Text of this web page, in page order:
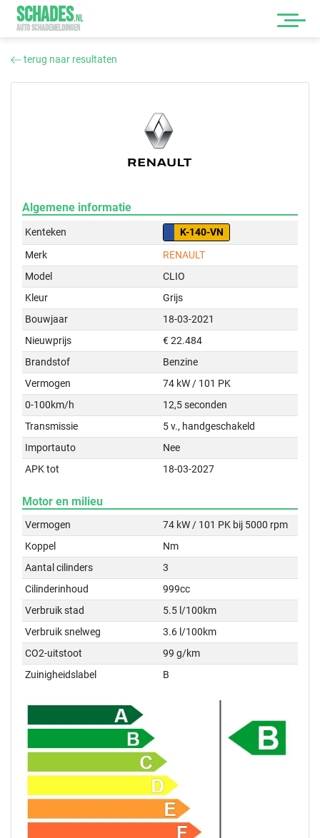
SCHADES.NL
AUTO SCHADEMELDINGEN
terug naar resultaten
Algemene informatie
Kenteken
K-140-VN
Merk
RENAULT
Model
CLIO
Kleur
Grijs
Bouwjaar
18-03-2021
Nieuwprijs
€ 22.484
Brandstof
Benzine
Vermogen
74 kW / 101 PK
0-100km/h
12,5 seconden
Transmissie
5 v., handgeschakeld
Importauto
Nee
APK tot
18-03-2027
Motor en milieu
Vermogen
74 kW / 101 PK bij 5000 rpm
Koppel
Nm
Aantal cilinders
3
Cilinderinhoud
999cc
Verbruik stad
5.5 l/100km
Verbruik snelweg
3.6 l/100km
CO2-uitstoot
99 g/km
Zuinigheidslabel
B